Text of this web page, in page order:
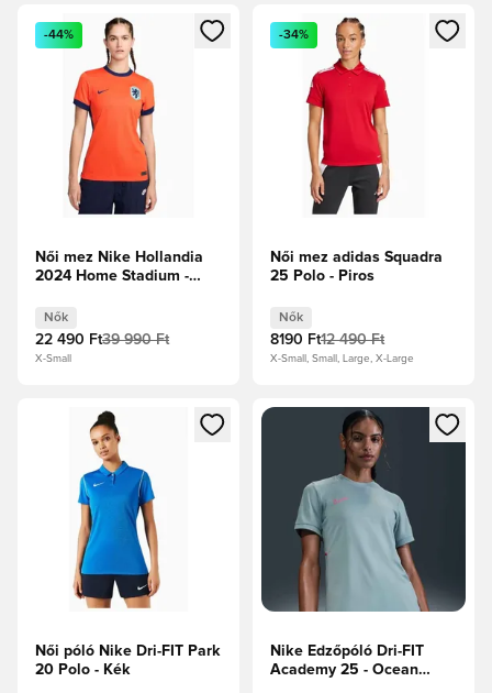
Megnyit egy modált a bejelentkezéshez vagy a tagként
-44%
Női mez Nike Hollandia
2024 Home Stadium -
Nők
22 490 Ft39 990 Ft
X-Small
Megnyit egy modált a
-34%
Női mez adidas Squadra
25 Polo - Piros
Nők
8190 Ft12 490 Ft
X-Small, Small, Large, X-Large
Megnyit egy modált a bejelentkezéshez vagy a tagként
Női póló Nike Dri-FIT Park
20 Polo - Kék
Megnyit egy modált a
Nike Edzőpóló Dri-FIT
Academy 25 - Ocean